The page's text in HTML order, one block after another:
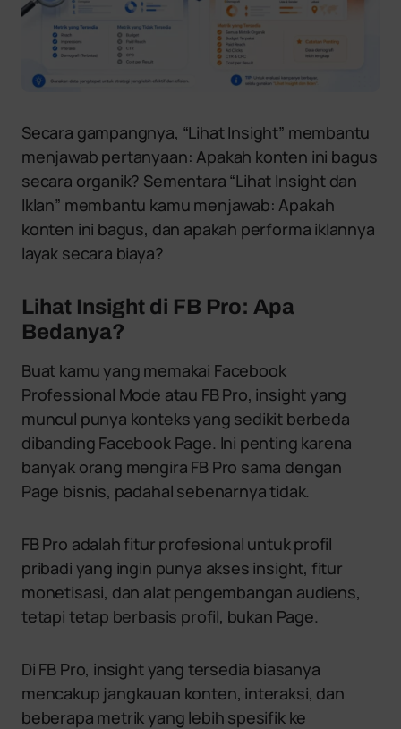
Secara gampangnya, “Lihat Insight” membantu
menjawab pertanyaan: Apakah konten ini bagus
secara organik? Sementara “Lihat Insight dan
Iklan” membantu kamu menjawab: Apakah
konten ini bagus, dan apakah performa iklannya
layak secara biaya?
Lihat Insight di FB Pro: Apa
Bedanya?
Buat kamu yang memakai Facebook
Professional Mode atau FB Pro, insight yang
muncul punya konteks yang sedikit berbeda
dibanding Facebook Page. Ini penting karena
banyak orang mengira FB Pro sama dengan
Page bisnis, padahal sebenarnya tidak.
FB Pro adalah fitur profesional untuk profil
pribadi yang ingin punya akses insight, fitur
monetisasi, dan alat pengembangan audiens,
tetapi tetap berbasis profil, bukan Page.
Di FB Pro, insight yang tersedia biasanya
mencakup jangkauan konten, interaksi, dan
beberapa metrik yang lebih spesifik ke